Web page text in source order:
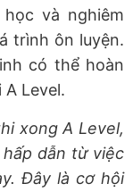
và nghiêm
trình ôn luyện.
có thể hoàn
Level.
xong A Level,
dẫn từ việc
Đây là cơ hội